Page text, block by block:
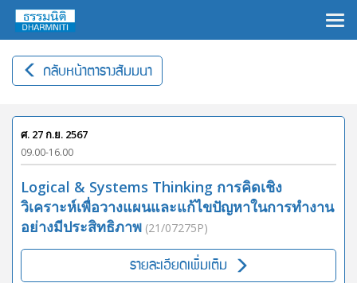
กลับหน้าตารางสัมมนา
ศ. 27 ก.ย. 2567
09.00-16.00
Logical & Systems Thinking การคิดเชิง
วิเคราะห์เพื่อวางแผนและแก้ไขปัญหาในการทำงาน
อย่างมีประสิทธิภาพ (21/07275P)
รายละเอียดเพิ่มเติม
×